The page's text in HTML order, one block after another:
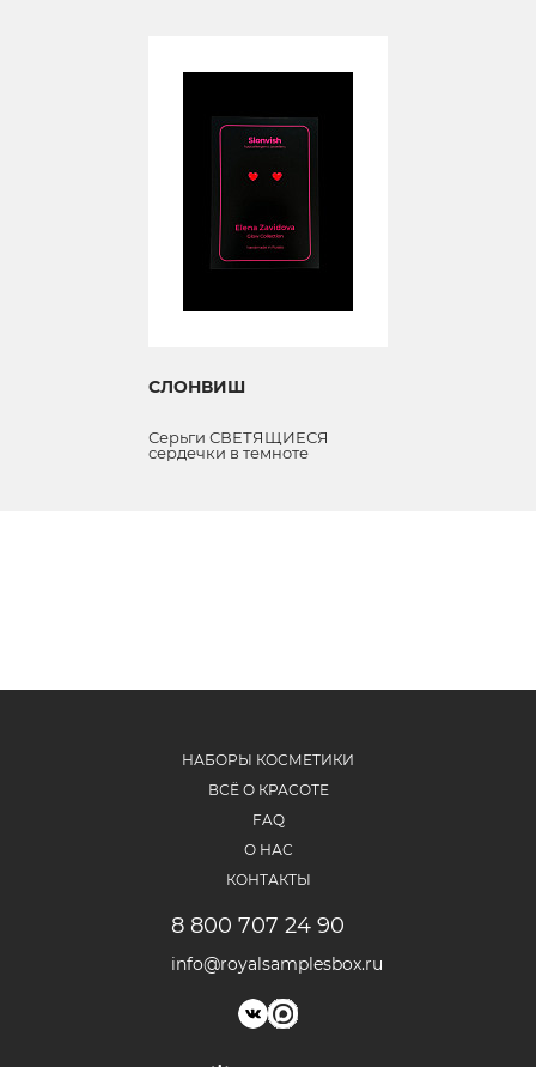
СЛОНВИШ
Серьги СВЕТЯЩИЕСЯ
сердечки в темноте
НАБОРЫ КОСМЕТИКИ
ВСЁ О КРАСОТЕ
FAQ
О НАС
КОНТАКТЫ
8 800 707 24 90
info@royalsamplesbox.ru